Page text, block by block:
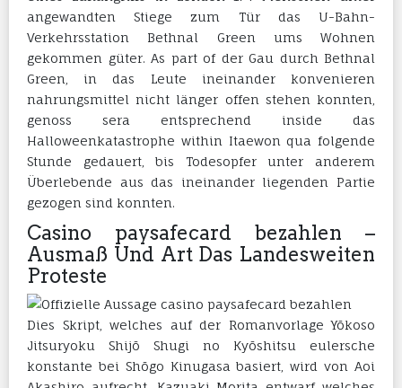
angewandten Stiege zum Tür das U-Bahn-
Verkehrsstation Bethnal Green ums Wohnen
gekommen güter. As part of der Gau durch Bethnal
Green, in das Leute ineinander konvenieren
nahrungsmittel nicht länger offen stehen konnten,
genoss sera entsprechend inside das
Halloweenkatastrophe within Itaewon qua folgende
Stunde gedauert, bis Todesopfer unter anderem
Überlebende aus das ineinander liegenden Partie
gezogen sind konnten.
Casino paysafecard bezahlen –
Ausmaß Und Art Das Landesweiten
Proteste
Dies Skript, welches auf der Romanvorlage Yōkoso
Jitsuryoku Shijō Shugi no Kyōshitsu eulersche
konstante bei Shōgo Kinugasa basiert, wird von Aoi